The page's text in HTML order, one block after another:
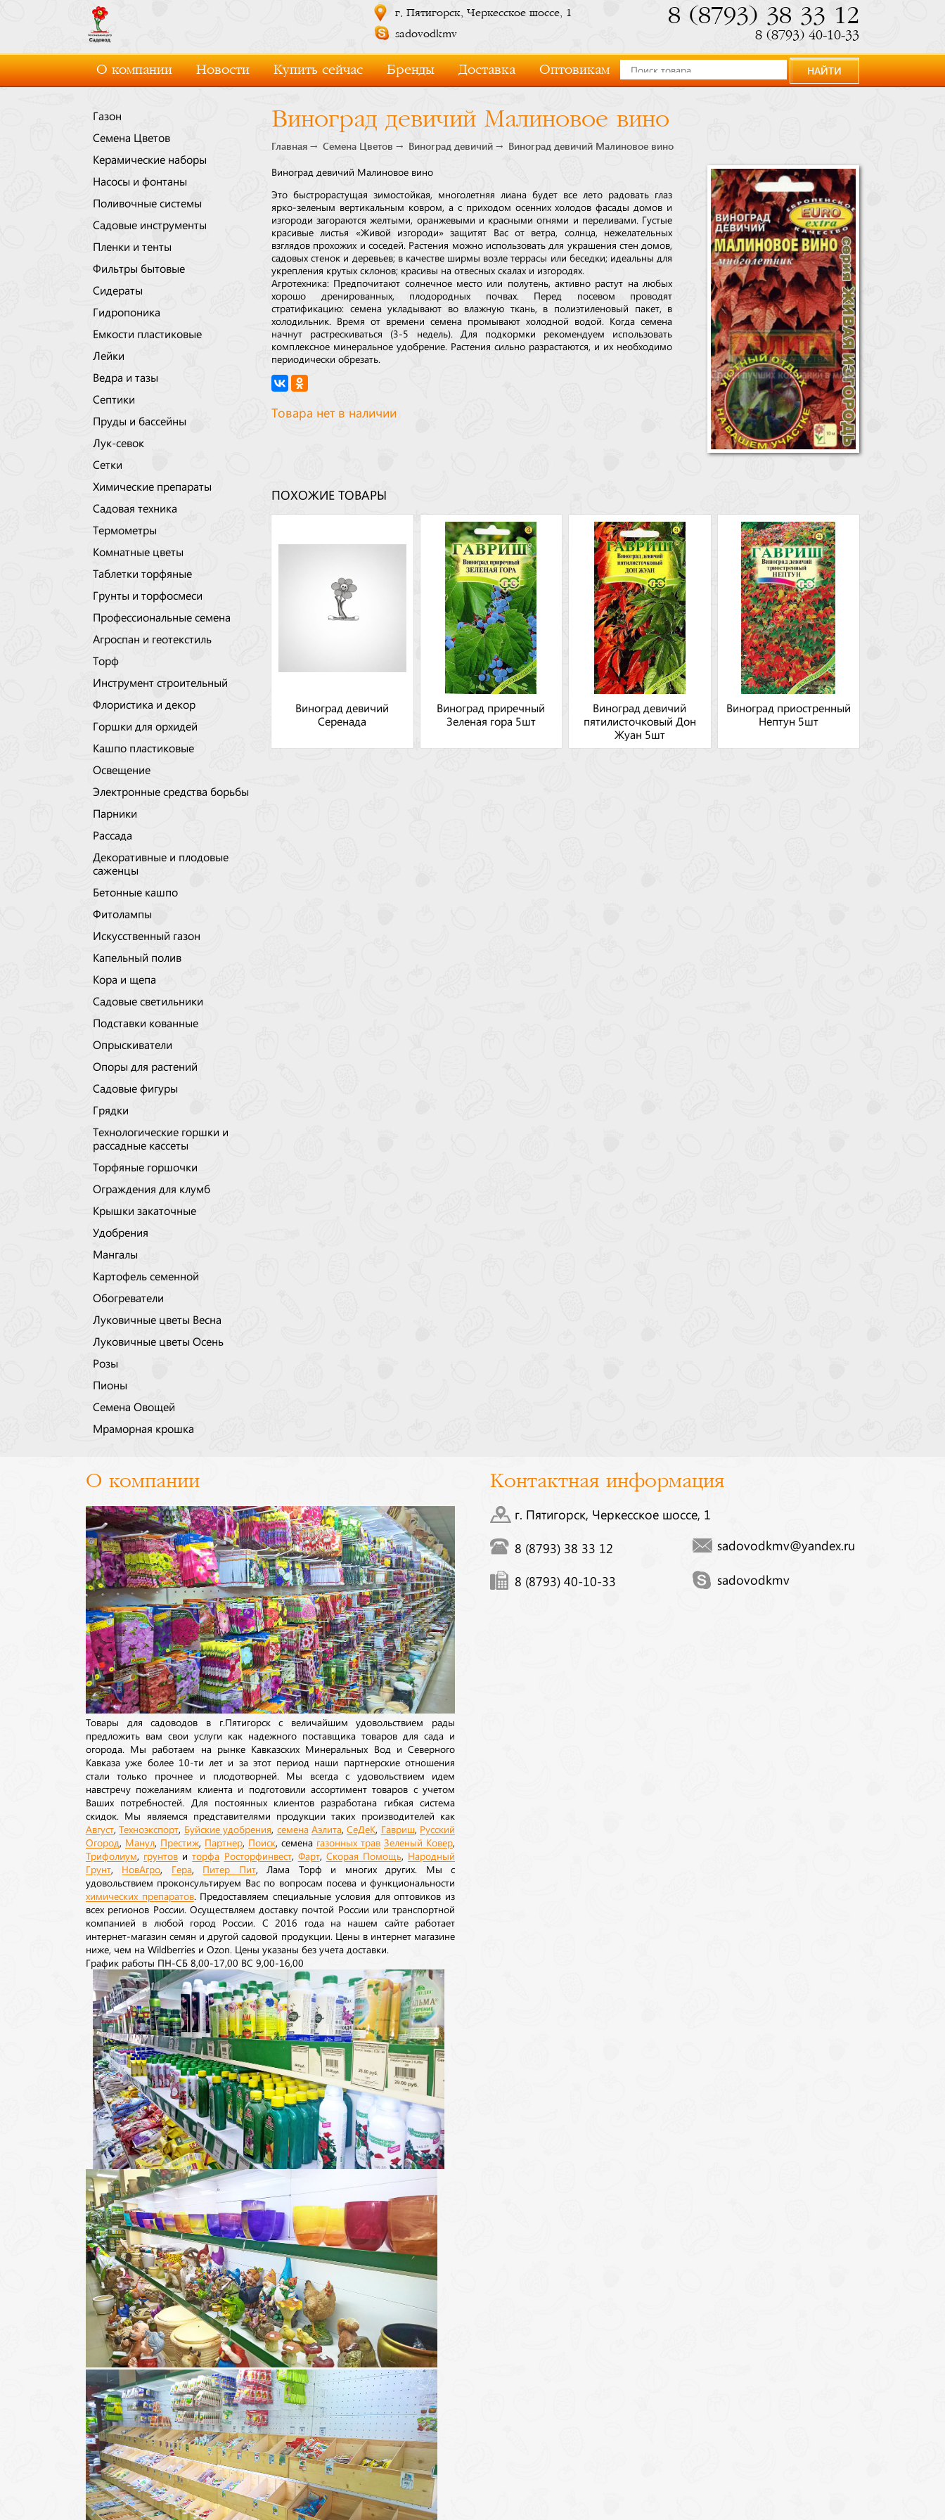
г. Пятигорск, Черкесское шоссе, 1
sadovodkmv
8 (8793) 38 33 12
8 (8793) 40-10-33
О компании Новости Купить сейчас Бренды Доставка Оптовикам НАЙТИ
Газон
Семена Цветов
Керамические наборы
Насосы и фонтаны
Поливочные системы
Садовые инструменты
Пленки и тенты
Фильтры бытовые
Сидераты
Гидропоника
Емкости пластиковые
Лейки
Ведра и тазы
Септики
Пруды и бассейны
Лук-севок
Сетки
Химические препараты
Садовая техника
Термометры
Комнатные цветы
Таблетки торфяные
Грунты и торфосмеси
Профессиональные семена
Агроспан и геотекстиль
Торф
Инструмент строительный
Флористика и декор
Горшки для орхидей
Кашпо пластиковые
Освещение
Электронные средства борьбы
Парники
Рассада
Декоративные и плодовые
саженцы
Бетонные кашпо
Фитолампы
Искусственный газон
Капельный полив
Кора и щепа
Садовые светильники
Подставки кованные
Опрыскиватели
Опоры для растений
Садовые фигуры
Грядки
Технологические горшки и
рассадные кассеты
Торфяные горшочки
Ограждения для клумб
Крышки закаточные
Удобрения
Мангалы
Картофель семенной
Обогреватели
Луковичные цветы Весна
Луковичные цветы Осень
Розы
Пионы
Семена Овощей
Мраморная крошка
Виноград девичий Малиновое вино
Главная Семена Цветов Виноград девичий Виноград девичий Малиновое вино
Виноград девичий Малиновое вино
Это быстрорастущая зимостойкая, многолетняя лиана будет все лето радовать глаз
ярко-зеленым вертикальным ковром, а с приходом осенних холодов фасады домов и
изгороди загораются желтыми, оранжевыми и красными огнями и переливами. Густые
красивые листья «Живой изгороди» защитят Вас от ветра, солнца, нежелательных
взглядов прохожих и соседей. Растения можно использовать для украшения стен домов,
садовых стенок и деревьев; в качестве ширмы возле террасы или беседки; идеальны для
укрепления крутых склонов; красивы на отвесных скалах и изгородях.
Агротехника: Предпочитают солнечное место или полутень, активно растут на любых
хорошо дренированных, плодородных почвах. Перед посевом проводят
стратификацию: семена укладывают во влажную ткань, в полиэтиленовый пакет, в
холодильник. Время от времени семена промывают холодной водой. Когда семена
начнут растрескиваться (3-5 недель). Для подкормки рекомендуем использовать
комплексное минеральное удобрение. Растения сильно разрастаются, и их необходимо
периодически обрезать.
Товара нет в наличии
ПОХОЖИЕ ТОВАРЫ
Виноград девичий
Серенада
Виноград приречный
Зеленая гора 5шт
Виноград девичий
пятилисточковый Дон
Жуан 5шт
Виноград приостренный
Нептун 5шт
О компании
Товары для садоводов в г.Пятигорск с величайшим удовольствием рады
предложить вам свои услуги как надежного поставщика товаров для сада и
огорода. Мы работаем на рынке Кавказских Минеральных Вод и Северного
Кавказа уже более 10-ти лет и за этот период наши партнерские отношения
стали только прочнее и плодотворней. Мы всегда с удовольствием идем
навстречу пожеланиям клиента и подготовили ассортимент товаров с учетом
Ваших потребностей. Для постоянных клиентов разработана гибкая система
скидок. Мы являемся представителями продукции таких производителей как
Август ,Техноэкспорт Буйские удобрения семена Аэлита,СеДеК Гавриш Русский
Огород Манул Престиж Партнер Поиск , семена газонных трав Зеленый Ковер
Трифолиум грунтов иторфа Росторфинвест, Фарт, Скорая Помощь Народный
Грунт НовАгро Гера, Питер Пит, Лама Торф и многих других. Мы с
удовольствием проконсультируем Вас по вопросам посева и функциональности
химических препаратов. Предоставляем специальные условия для оптовиков из
всех регионов России. Осуществляем доставку почтой России или транспортной
компанией в любой город России. С 2016 года на нашем сайте работает
интернет-магазин семян и другой садовой продукции. Цены в интернет магазине
ниже, чем на Wildberries и Ozon. Цены указаны без учета доставки.
График работы ПН-СБ 8,00-17,00 ВС 9,00-16,00
Контактная информация
г. Пятигорск, Черкесское шоссе, 1
8 (8793) 38 33 12
8 (8793) 40-10-33
sadovodkmv@yandex.ru
sadovodkmv